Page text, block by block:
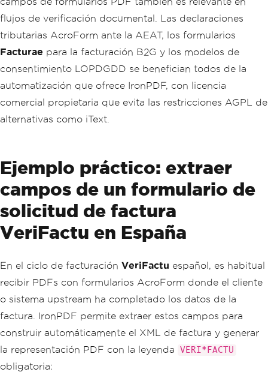
flujos de verificación documental. Las declaraciones
tributarias AcroForm ante la AEAT, los formularios
Facturae para la facturación B2G y los modelos de
consentimiento LOPDGDD se benefician todos de la
automatización que ofrece IronPDF, con licencia
comercial propietaria que evita las restricciones AGPL de
alternativas como iText.
Ejemplo práctico: extraer
campos de un formulario de
solicitud de factura
VeriFactu en España
En el ciclo de facturación VeriFactu español, es habitual
recibir PDFs con formularios AcroForm donde el cliente
o sistema upstream ha completado los datos de la
factura. IronPDF permite extraer estos campos para
construir automáticamente el XML de factura y generar
la representación PDF con la leyenda
VERI*FACTU
obligatoria: